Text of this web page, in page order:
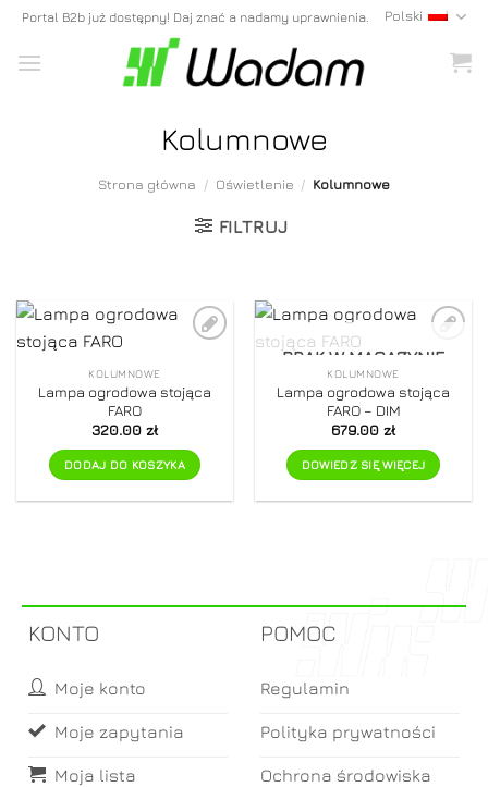
Skip
content
Portal B2b już dostępny! Daj znać a nadamy uprawnienia. Polski
Kolumnowe
Strona główna / Oświetlenie / Kolumnowe
FILTRUJ
ulubionych
KOLUMNOWE
Lampa ogrodowa stojąca
FARO
320.00 zł
DODAJ DO KOSZYKA
Dodaj do
ulubionych
BRAK W MAGAZYNIE
KOLUMNOWE
Lampa ogrodowa stojąca
FARO – DIM
679.00 zł
DOWIEDZ SIĘ WIĘCEJ
KONTO
Moje konto
Moje zapytania
Moja lista
POMOC
Regulamin
Polityka prywatności
Ochrona środowiska